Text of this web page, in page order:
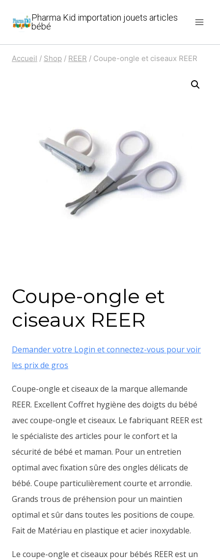
Pharma Kid importation jouets articles
bébé
Accueil / Shop / REER / Coupe-ongle et ciseaux REER
Coupe-ongle et
ciseaux REER
Demander votre Login et connectez-vous pour voir
les prix de gros
Coupe-ongle et ciseaux de la marque allemande
REER. Excellent Coffret hygiène des doigts du bébé
avec coupe-ongle et ciseaux. Le fabriquant REER est
le spécialiste des articles pour le confort et la
sécurité de bébé et maman. Pour un entretien
optimal avec fixation sûre des ongles délicats de
bébé. Coupe particulièrement courte et arrondie.
Grands trous de préhension pour un maintien
optimal et sûr dans toutes les positions de coupe.
Fait de Matériau en plastique et acier inoxydable.
Le coupe-ongle et ciseaux pour bébés REER est un